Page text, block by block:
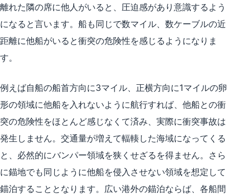
離れた隣の席に他人がいると、圧迫感があり意識するよう
になると言います。船も同じで数マイル、数ケーブルの近
距離に他船がいると衝突の危険性を感じるようになりま
す。
例えば自船の船首方向に3マイル、正横方向に1マイルの卵
形の領域に他船を入れないように航行すれば、他船との衝
突の危険性をほとんど感じなくて済み、実際に衝突事故は
発生しません。交通量が増えて輻輳した海域になってくる
と、必然的にバンパー領域を狭くせざるを得ません。さら
に錨地でも同じように他船を侵入させない領域を想定して
錨泊することとなります。広い港外の錨泊ならば、各船間